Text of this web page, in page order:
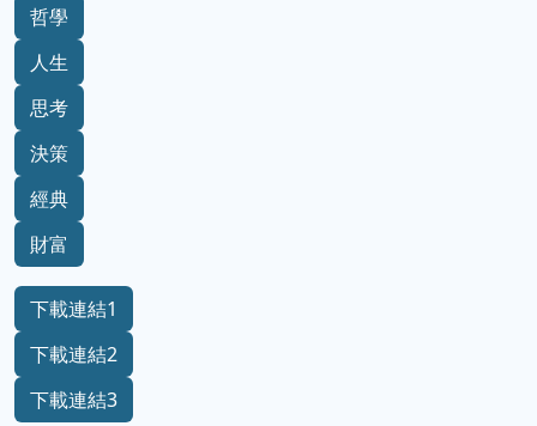
哲學
人生
思考
決策
經典
財富
下載連結1
下載連結2
下載連結3